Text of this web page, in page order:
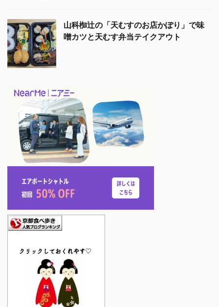
山科椥辻の「天むすのお店かぽり」で味
噌カツと天むす弁当テイクアウト